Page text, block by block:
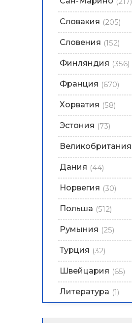
Словакия (205)
Словения (152)
Финляндия (356)
Франция (670)
Хорватия (58)
Эстония (73)
Великобритания
Дания (44)
Норвегия (30)
Польша (512)
Румыния (25)
Турция (32)
Швейцария (65)
Литература (1)